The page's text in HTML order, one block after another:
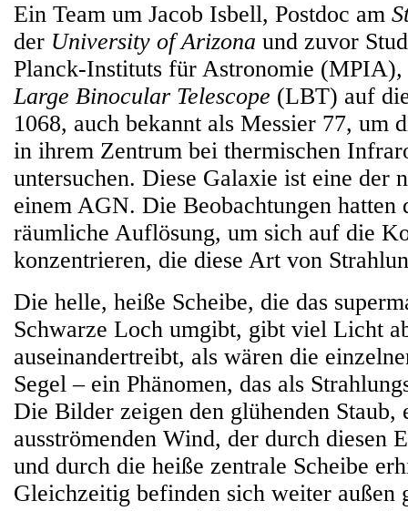
Ein Team um Jacob Isbell, Postdoc am
der University of Arizona und zuvor
Planck-Instituts für Astronomie (MPIA),
Large Binocular Telescope (LBT) auf
1068, auch bekannt als Messier 77, um
in ihrem Zentrum bei thermischen
untersuchen. Diese Galaxie ist eine der
einem AGN. Die Beobachtungen hatten
räumliche Auflösung, um sich auf die
konzentrieren, die diese Art von
Die helle, heiße Scheibe, die das
Schwarze Loch umgibt, gibt viel Licht
auseinandertreibt, als wären die
Segel – ein Phänomen, das als
Die Bilder zeigen den glühenden Staub,
ausströmenden Wind, der durch diesen
und durch die heiße zentrale Scheibe
Gleichzeitig befinden sich weiter außen